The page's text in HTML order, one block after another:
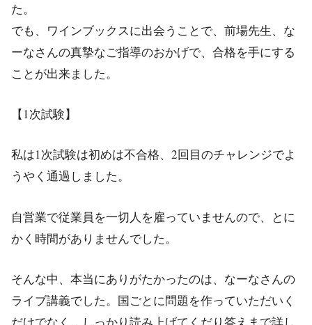
た。
でも、ワインブックスに出会うことで、前場先生、な
ーなさんの真摯なご指導のおかげで、合格を手にする
ことが出来ました。
【1次試験】
私は1次試験は初めは不合格、2回目のチャレンジでよ
うやく通過しました。
自営業で従業員を一切人を雇っていませんので、とに
かく時間がありませんでした。
そんな中、本当にありがたかったのは、なーなさんの
ライブ講義でした。国ごとに問題を作っていただいく
だけでなく、しっかり読み上げてくだり答えまで詳し